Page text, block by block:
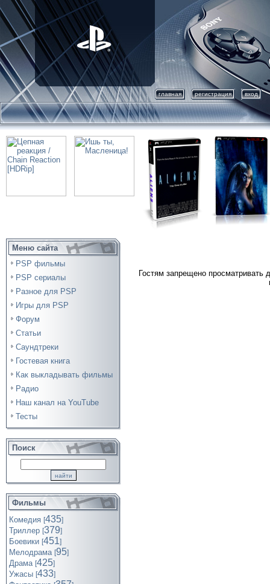
главная регистрация вход
Меню сайта
PSP фильмы
PSP сериалы
Разное для PSP
Игры для PSP
Форум
Статьи
Саундтреки
Гостевая книга
Как выкладывать фильмы
Радио
Наш канал на YouTube
Тесты
Поиск
Фильмы
Комедия [435]
Триллер [379]
Боевики [451]
Мелодрама [95]
Драма [425]
Ужасы [433]
Гостям запрещено просматривать